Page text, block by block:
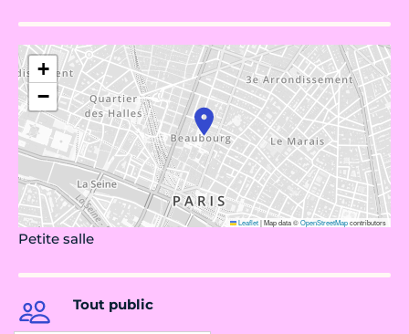
+
−
Leaflet|Map data ©OpenStreetMapcontributors
Petite salle
Tout public